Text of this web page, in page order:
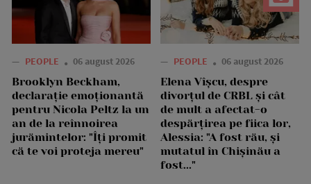
— PEOPLE 06 august 2026
Brooklyn Beckham,
declarație emoționantă
pentru Nicola Peltz la un
an de la reînnoirea
jurămintelor: "Îți promit
că te voi proteja mereu"
— PEOPLE 06 august 2026
Elena Vîșcu, despre
divorțul de CRBL și cât
de mult a afectat-o
despărțirea pe fiica lor,
Alessia: "A fost rău, și
mutatul în Chișinău a
fost..."